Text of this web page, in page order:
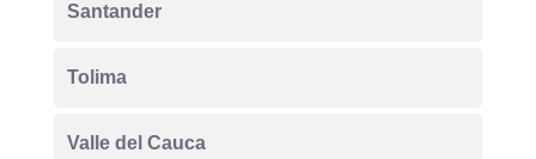
Santander
Tolima
Valle del Cauca